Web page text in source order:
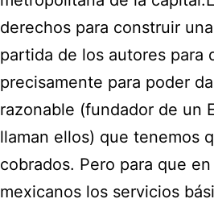
derechos para construir
partida de los autores para
precisamente para poder
razonable (fundador de un
llaman ellos) que tenemos
cobrados. Pero para que
mexicanos los servicios